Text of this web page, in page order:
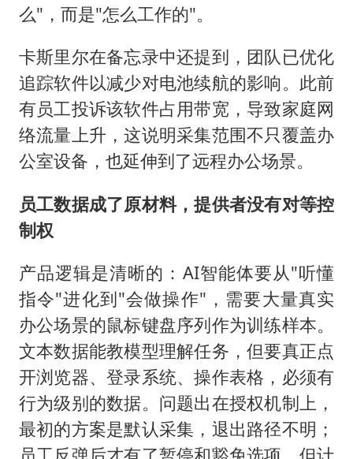
么"，而是"怎么工作的"。
卡斯里尔在备忘录中还提到，团队已优化
追踪软件以减少对电池续航的影响。此前
有员工投诉该软件占用带宽，导致家庭网
络流量上升，这说明采集范围不只覆盖办
公室设备，也延伸到了远程办公场景。
员工数据成了原材料，提供者没有对等控
制权
产品逻辑是清晰的：AI智能体要从"听懂
指令"进化到"会做操作"，需要大量真实
办公场景的鼠标键盘序列作为训练样本。
文本数据能教模型理解任务，但要真正点
开浏览器、登录系统、操作表格，必须有
行为级别的数据。问题出在授权机制上，
最初的方案是默认采集，退出路径不明；